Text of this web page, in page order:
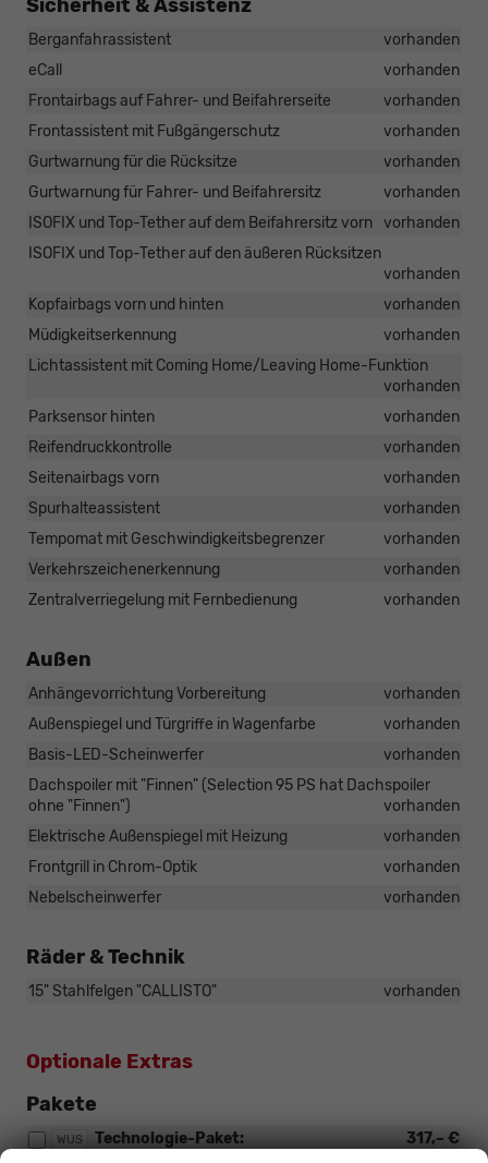
Sicherheit & Assistenz
Berganfahrassistent
vorhanden
eCall
vorhanden
Frontairbags auf Fahrer- und Beifahrerseite
vorhanden
Frontassistent mit Fußgängerschutz
vorhanden
Gurtwarnung für die Rücksitze
vorhanden
Gurtwarnung für Fahrer- und Beifahrersitz
vorhanden
ISOFIX und Top-Tether auf dem Beifahrersitz vorn vorhanden
ISOFIX und Top-Tether auf den äußeren Rücksitzen
vorhanden
Kopfairbags vorn und hinten
vorhanden
Müdigkeitserkennung
vorhanden
Lichtassistent mit Coming Home/Leaving Home-Funktion
vorhanden
Parksensor hinten
vorhanden
Reifendruckkontrolle
vorhanden
Seitenairbags vorn
vorhanden
Spurhalteassistent
vorhanden
Tempomat mit Geschwindigkeitsbegrenzer
vorhanden
Verkehrszeichenerkennung
vorhanden
Zentralverriegelung mit Fernbedienung
vorhanden
Außen
Anhängevorrichtung Vorbereitung
vorhanden
Außenspiegel und Türgriffe in Wagenfarbe
vorhanden
Basis-LED-Scheinwerfer
vorhanden
Dachspoiler mit "Finnen" (Selection 95 PS hat Dachspoiler
ohne "Finnen")
vorhanden
Elektrische Außenspiegel mit Heizung
vorhanden
Frontgrill in Chrom-Optik
vorhanden
Nebelscheinwerfer
vorhanden
Räder & Technik
15" Stahlfelgen "CALLISTO" vorhanden
Optionale Extras
Pakete
WUS 317,– €
Technologie-Paket: